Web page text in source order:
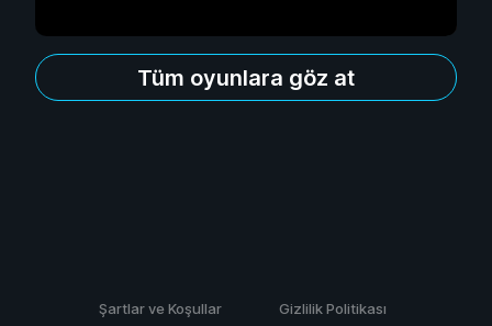
Tüm oyunlara göz at
Şartlar ve Koşullar Gizlilik Politikası